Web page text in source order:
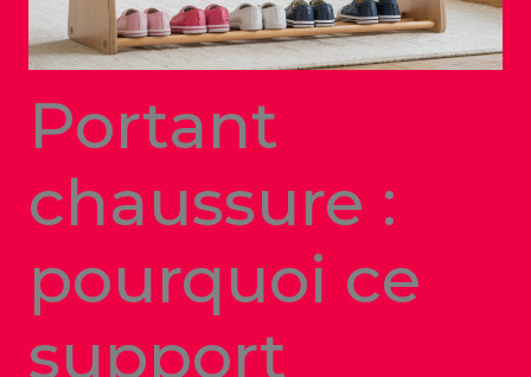
Portant
chaussure :
pourquoi ce
support